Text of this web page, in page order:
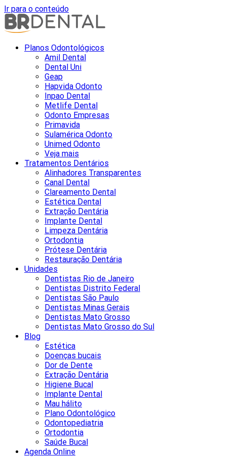
Ir para o conteúdo
Planos Odontológicos
Amil Dental
Dental Uni
Geap
Hapvida Odonto
Inpao Dental
Metlife Dental
Odonto Empresas
Primavida
Sulamérica Odonto
Unimed Odonto
Veja mais
Tratamentos Dentários
Alinhadores Transparentes
Canal Dental
Clareamento Dental
Estética Dental
Extração Dentária
Implante Dental
Limpeza Dentária
Ortodontia
Prótese Dentária
Restauração Dentária
Unidades
Dentistas Rio de Janeiro
Dentistas Distrito Federal
Dentistas São Paulo
Dentistas Minas Gerais
Dentistas Mato Grosso
Dentistas Mato Grosso do Sul
Blog
Estética
Doenças bucais
Dor de Dente
Extração Dentária
Higiene Bucal
Implante Dental
Mau hálito
Plano Odontológico
Odontopediatria
Ortodontia
Saúde Bucal
Agenda Online